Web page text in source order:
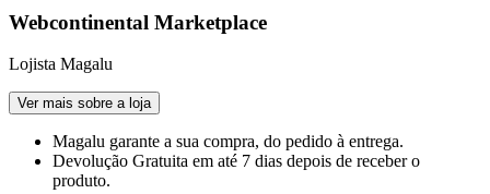
Webcontinental Marketplace
Lojista Magalu
Ver mais sobre a loja
Magalu garante a sua compra, do pedido à entrega.
Devolução Gratuita em até 7 dias depois de receber o
produto.